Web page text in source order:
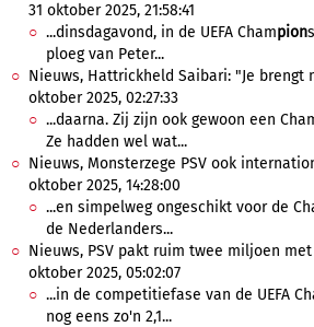
31 oktober 2025, 21:58:41
...dinsdagavond, in de UEFA Champion
ploeg van Peter...
Nieuws, Hattrickheld Saibari: "Je brengt
oktober 2025, 02:27:33
...daarna. Zij zijn ook gewoon een
Ze hadden wel wat...
Nieuws, Monsterzege PSV ook
oktober 2025, 14:28:00
...en simpelweg ongeschikt voor de
de Nederlanders...
Nieuws, PSV pakt ruim twee miljoen
oktober 2025, 05:02:07
...in de competitiefase van de UEFA
nog eens zo'n 2,1...